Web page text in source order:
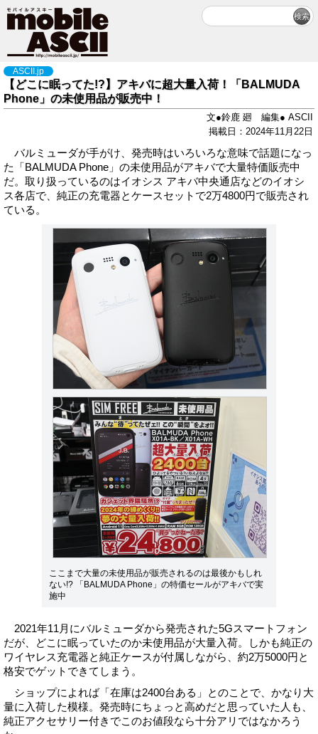
ASCII.jp
【どこに眠ってた!?】アキバに超大量入荷！「BALMUDA
Phone」の未使用品が販売中！
文●鈴鹿 廻 編集● ASCII
掲載日：2024年11月22日
バルミューダが手がけ、発売時はいろいろな意味で話題になっ
た「BALMUDA Phone」の未使用品がアキバで大量特価販売中
だ。取り扱っているのはイオシス アキバ中央通店などのイオシ
ス各店で、純正の充電器とケースセットで2万4800円で販売され
ている。
ここまで大量の未使用品が販売されるのは最後かもしれ
ない!? 「BALMUDA Phone」の特価セールがアキバで実
施中
2021年11月にバルミューダから発売された5Gスマートフォン
だが、どこに眠っていたのか未使用品が大量入荷。しかも純正の
ワイヤレス充電器と純正ケースが付属しながら、約2万5000円と
格安でゲットできてしまう。
ショップによれば「在庫は2400台ある」とのことで、かなり大
量に入荷した模様。発売時にちょっと高めだと思っていた人も、
純正アクセサリー付きでこのお値段なら十分アリではなかろう